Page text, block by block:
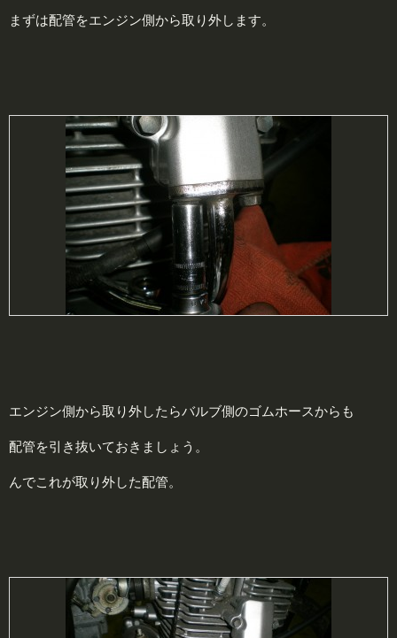
まずは配管をエンジン側から取り外します。
エンジン側から取り外したらバルブ側のゴムホースからも
配管を引き抜いておきましょう。
んでこれが取り外した配管。